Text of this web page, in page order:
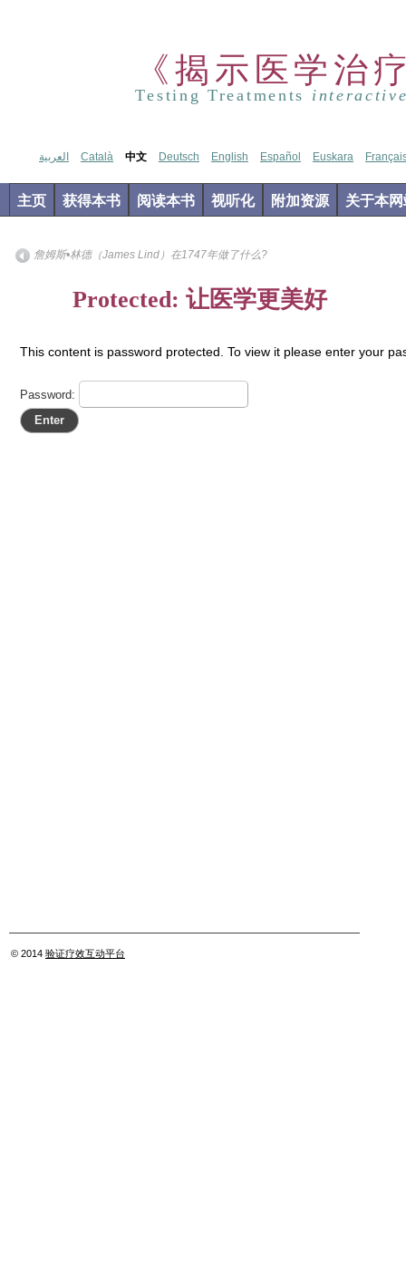
《揭示医学治
Testing Treatments
العربية Català 中文 Deutsch English Español Euskara
主页 获得本书 阅读本书 视听化 附加资源 关于本网
詹姆斯•林德（James Lind）在1747年做了什么?
Protected: 让医学更美好
This content is password protected. To view it please enter your
Password:
© 2014 验证疗效互动平台